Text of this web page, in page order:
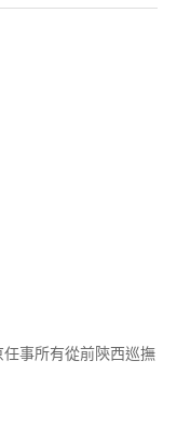
事所有從前陝西巡撫